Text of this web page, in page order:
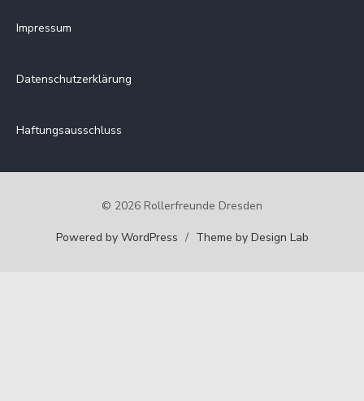
Impressum
Datenschutzerklärung
Haftungsausschluss
© 2026 Rollerfreunde Dresden
Powered by WordPress / Theme by Design Lab